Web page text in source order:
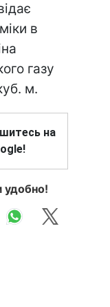
в
газу
м.
на
удобно!